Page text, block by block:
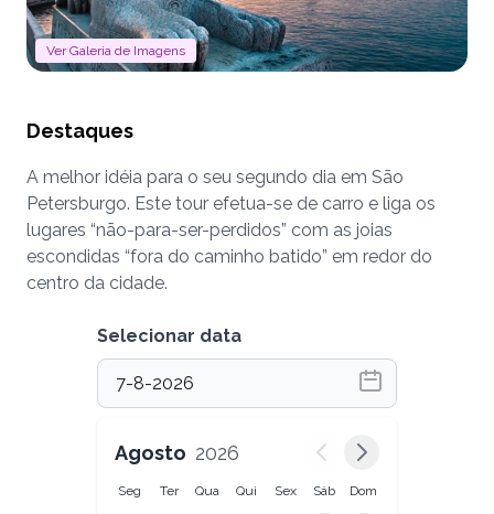
Ver Galeria de Imagens
Destaques
A melhor idéia para o seu segundo dia em São
Petersburgo. Este tour efetua-se de carro e liga os
lugares “não-para-ser-perdidos” com as joias
escondidas “fora do caminho batido” em redor do
centro da cidade.
Selecionar data
Agosto 2026
Seg Ter Qua Qui Sex Sáb Dom